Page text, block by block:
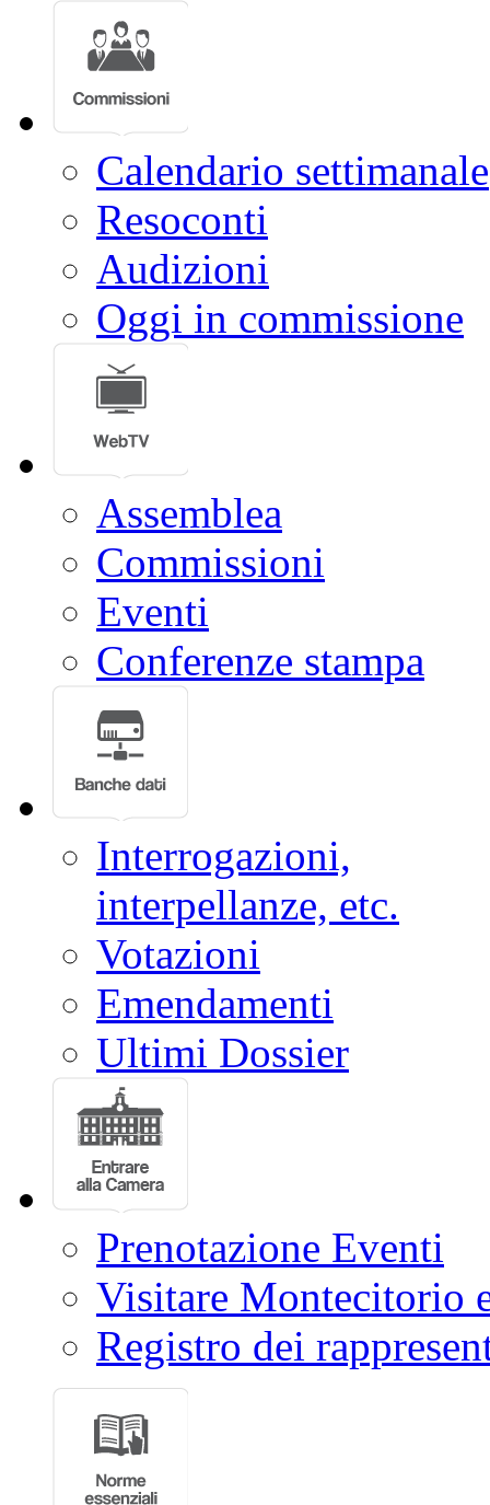
Calendario settimanale
Resoconti
Audizioni
Oggi in commissione
Assemblea
Commissioni
Eventi
Conferenze stampa
Interrogazioni,
interpellanze, etc.
Votazioni
Emendamenti
Ultimi Dossier
Prenotazione Eventi
Visitare Montecitorio
Registro dei